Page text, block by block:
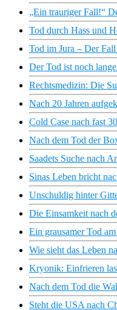
„Ein trauriger Fall!“
Tod durch Hass und
Tod im Jura – Der
Der Tod ist noch
Rechtsmedizin: Die
Nach 20 Jahren
Cold Case nach fast
Nach dem Tod der
Saadets Suche nach
Sinas Leben bricht
Unschuldig hinter
Die Einsamkeit nach
Ein grausamer Tod
Wie sieht das Leben
Kryonik: Einfrieren
Nach dem Tod die
Steht die USA nach